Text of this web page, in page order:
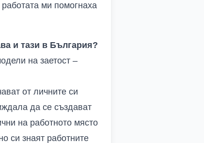
ми помогнаха
и тази в България?
на заетост –
от личните си
да се създават
на работното място
си знаят работните